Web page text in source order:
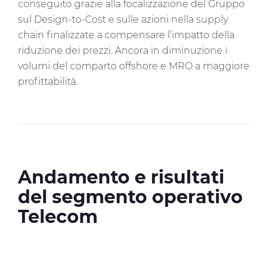
conseguito grazie alla focalizzazione del Gruppo
sul Design-to-Cost e sulle azioni nella supply
chain finalizzate a compensare l’impatto della
riduzione dei prezzi. Ancora in diminuzione i
volumi del comparto offshore e MRO a maggiore
profittabilità.
Andamento e risultati
del segmento operativo
Telecom